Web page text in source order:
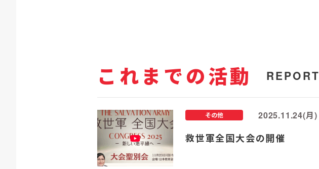
これまでの活動 REPORT
救世軍全国大会の開催
その他 2025.11.24(月)